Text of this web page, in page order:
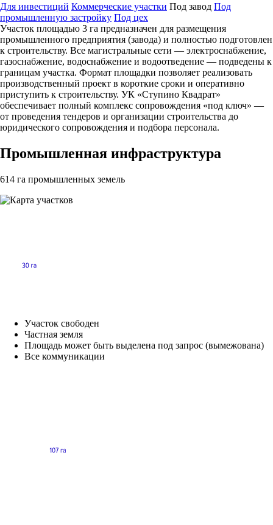
Для инвестиций Коммерческие участки Под завод Под
промышленную застройку Под цех
Участок площадью 3 га предназначен для размещения
промышленного предприятия (завода) и полностью подготовлен
к строительству. Все магистральные сети — электроснабжение,
газоснабжение, водоснабжение и водоотведение — подведены к
границам участка. Формат площадки позволяет реализовать
производственный проект в короткие сроки и оперативно
приступить к строительству. УК «Ступино Квадрат»
обеспечивает полный комплекс сопровождения «под ключ» —
от проведения тендеров и организации строительства до
юридического сопровождения и подбора персонала.
Промышленная инфраструктура
614 га промышленных земель
Участок свободен
Частная земля
Площадь может быть выделена под запрос (вымежована)
Все коммуникации